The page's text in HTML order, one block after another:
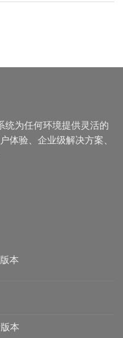
统为任何环境提供灵活的
体验、企业级解决方案、
本
本